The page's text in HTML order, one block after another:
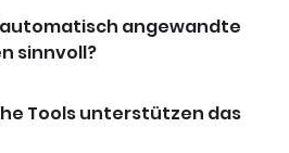
automatisch angewandte
sinnvoll?
Tools unterstützen das